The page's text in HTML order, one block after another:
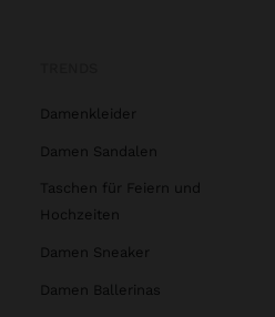
Damenkleider
Damen Sandalen
Taschen für Feiern und
Hochzeiten
Damen Sneaker
Damen Ballerinas